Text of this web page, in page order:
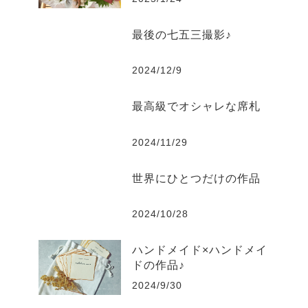
最後の七五三撮影♪
2024/12/9
最高級でオシャレな席札
2024/11/29
世界にひとつだけの作品
2024/10/28
ハンドメイド×ハンドメイ
ドの作品♪
2024/9/30